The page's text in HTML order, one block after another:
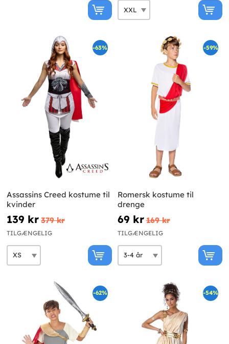
-63%
Assassins Creed kostume til
kvinder
139 kr 379 kr
TILGÆNGELIG
-59%
Romersk kostume til
drenge
69 kr 169 kr
TILGÆNGELIG
-62% -54%